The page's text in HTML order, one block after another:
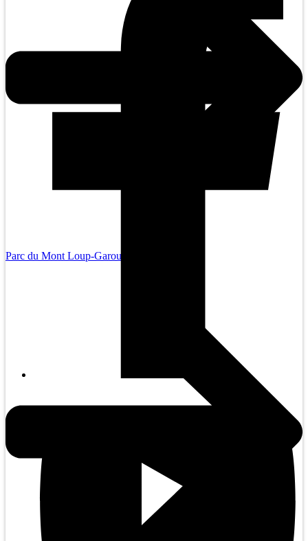
Parc du Mont Loup-Garou